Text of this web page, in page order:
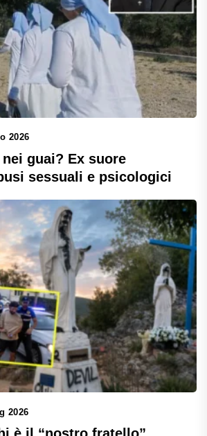
2026
guai? Ex suore
sessuali e psicologici
2026